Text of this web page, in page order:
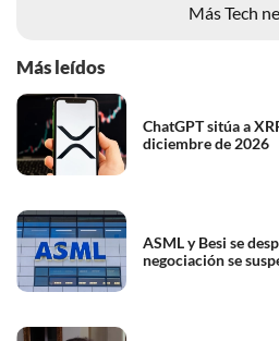
Más Tech
Más leídos
ChatGPT sitúa a
diciembre de 2026
ASML y Besi se
negociación se